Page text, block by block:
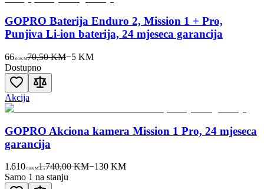
GOPRO Baterija Enduro 2, Mission 1 + Pro,
Punjiva Li-ion baterija, 24 mjeseca garancija
66 00KM70,50 KM−5KM
Dostupno
Akcija
GOPRO Akciona kamera Mission 1 Pro, 24 mjeseca
garancija
1.610 00KM1.740,00 KM−130KM
Samo 1 na stanju